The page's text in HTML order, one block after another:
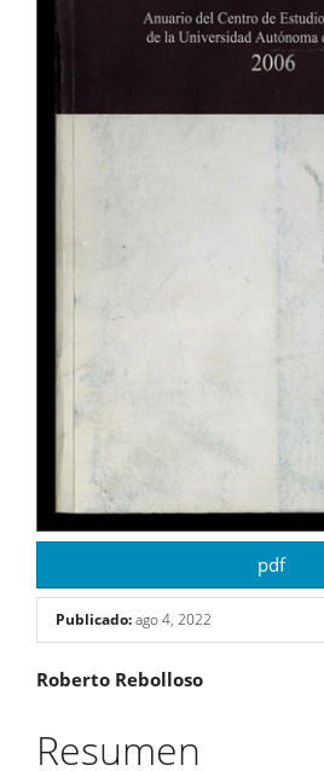
pdf
Publicado:ago 4, 2022
Contenido
principal
Roberto Rebolloso
Resumen